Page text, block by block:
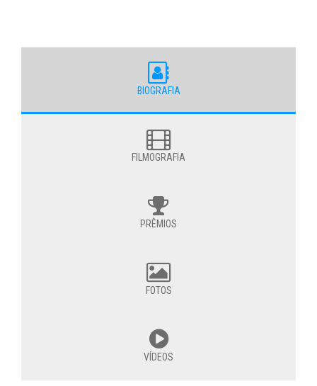
BIOGRAFIA
FILMOGRAFIA
PRÊMIOS
FOTOS
VÍDEOS